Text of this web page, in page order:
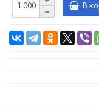
В